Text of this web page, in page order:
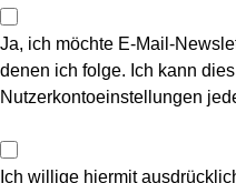
Ja, ich möchte E-Mail-
denen ich folge. Ich kann
Nutzerkontoeinstellungen
Ich willige hiermit